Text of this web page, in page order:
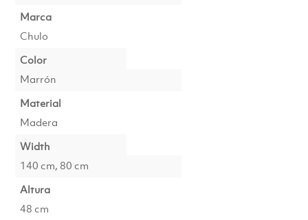
Marca
Chulo
Color
Marrón
Material
Madera
Width
140 cm, 80 cm
Altura
48 cm